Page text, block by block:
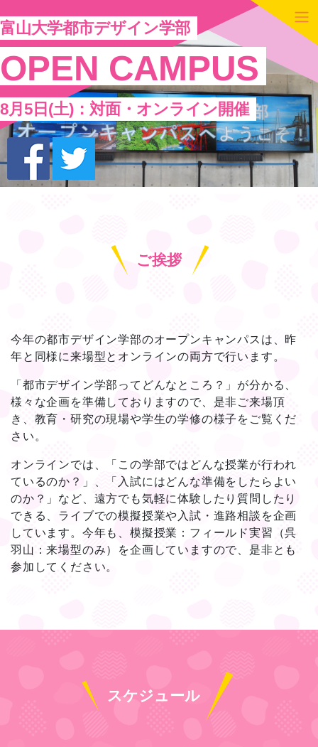
to
content
富山大学都市デザイン学部
OPEN CAMPUS
8月5日(土)：対面・オンライン開催
ご挨拶
今年の都市デザイン学部のオープンキャンパスは、昨
年と同様に来場型とオンラインの両方で行います。
「都市デザイン学部ってどんなところ？」が分かる、
様々な企画を準備しておりますので、是非ご来場頂
き、教育・研究の現場や学生の学修の様子をご覧くだ
さい。
オンラインでは、「この学部ではどんな授業が行われ
ているのか？」、「入試にはどんな準備をしたらよい
のか？」など、遠方でも気軽に体験したり質問したり
できる、ライブでの模擬授業や入試・進路相談を企画
しています。今年も、模擬授業：フィールド実習（呉
羽山：来場型のみ）を企画していますので、是非とも
参加してください。
スケジュール